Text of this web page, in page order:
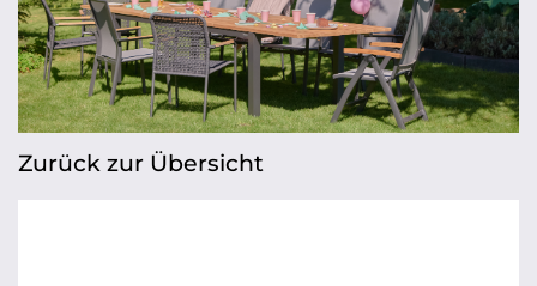
Zurück zur Übersicht